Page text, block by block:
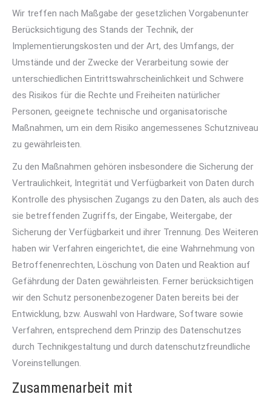
Wir treffen nach Maßgabe der gesetzlichen Vorgabenunter
Berücksichtigung des Stands der Technik, der
Implementierungskosten und der Art, des Umfangs, der
Umstände und der Zwecke der Verarbeitung sowie der
unterschiedlichen Eintrittswahrscheinlichkeit und Schwere
des Risikos für die Rechte und Freiheiten natürlicher
Personen, geeignete technische und organisatorische
Maßnahmen, um ein dem Risiko angemessenes Schutzniveau
zu gewährleisten.
Zu den Maßnahmen gehören insbesondere die Sicherung der
Vertraulichkeit, Integrität und Verfügbarkeit von Daten durch
Kontrolle des physischen Zugangs zu den Daten, als auch des
sie betreffenden Zugriffs, der Eingabe, Weitergabe, der
Sicherung der Verfügbarkeit und ihrer Trennung. Des Weiteren
haben wir Verfahren eingerichtet, die eine Wahrnehmung von
Betroffenenrechten, Löschung von Daten und Reaktion auf
Gefährdung der Daten gewährleisten. Ferner berücksichtigen
wir den Schutz personenbezogener Daten bereits bei der
Entwicklung, bzw. Auswahl von Hardware, Software sowie
Verfahren, entsprechend dem Prinzip des Datenschutzes
durch Technikgestaltung und durch datenschutzfreundliche
Voreinstellungen.
Zusammenarbeit mit